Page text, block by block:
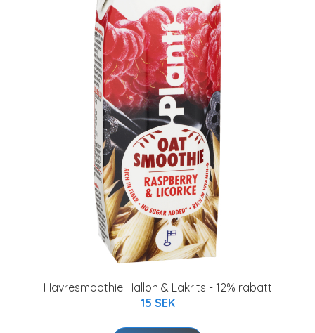
Havresmoothie Hallon & Lakrits - 12% rabatt
15 SEK